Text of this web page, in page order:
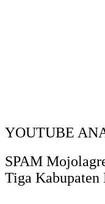
YOUTUBE
SPAM
Tiga Kabupaten